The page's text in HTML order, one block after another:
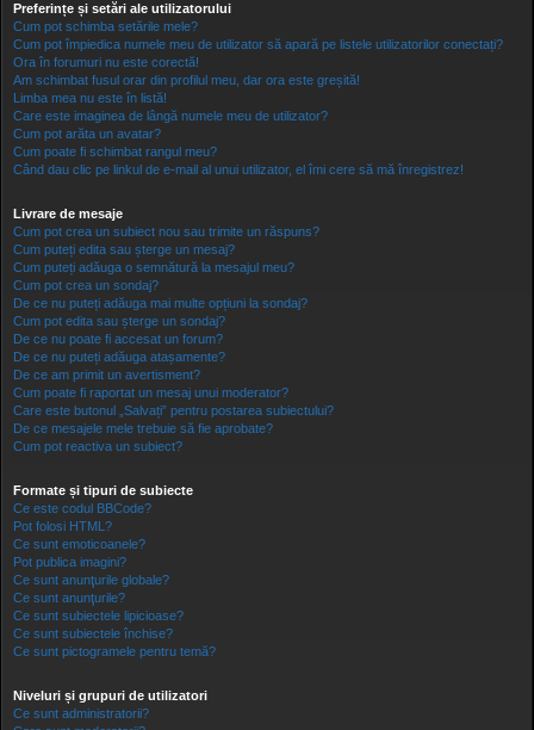
Preferințe și setări ale utilizatorului
Cum pot schimba setările mele?
Cum pot împiedica numele meu de utilizator să apară pe listele utilizatorilor conectați?
Ora în forumuri nu este corectă!
Am schimbat fusul orar din profilul meu, dar ora este greșită!
Limba mea nu este în listă!
Care este imaginea de lângă numele meu de utilizator?
Cum pot arăta un avatar?
Cum poate fi schimbat rangul meu?
Când dau clic pe linkul de e-mail al unui utilizator, el îmi cere să mă înregistrez!
Livrare de mesaje
Cum pot crea un subiect nou sau trimite un răspuns?
Cum puteți edita sau șterge un mesaj?
Cum puteți adăuga o semnătură la mesajul meu?
Cum pot crea un sondaj?
De ce nu puteți adăuga mai multe opțiuni la sondaj?
Cum pot edita sau șterge un sondaj?
De ce nu poate fi accesat un forum?
De ce nu puteți adăuga atașamente?
De ce am primit un avertisment?
Cum poate fi raportat un mesaj unui moderator?
Care este butonul „Salvați” pentru postarea subiectului?
De ce mesajele mele trebuie să fie aprobate?
Cum pot reactiva un subiect?
Formate și tipuri de subiecte
Ce este codul BBCode?
Pot folosi HTML?
Ce sunt emoticoanele?
Pot publica imagini?
Ce sunt anunţurile globale?
Ce sunt anunţurile?
Ce sunt subiectele lipicioase?
Ce sunt subiectele închise?
Ce sunt pictogramele pentru temă?
Niveluri și grupuri de utilizatori
Ce sunt administratorii?